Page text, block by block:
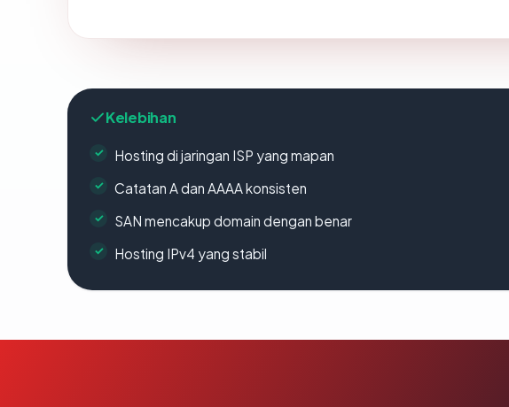
Kelebihan
Hosting di jaringan ISP yang mapan
Catatan A dan AAAA konsisten
SAN mencakup domain dengan benar
Hosting IPv4 yang stabil